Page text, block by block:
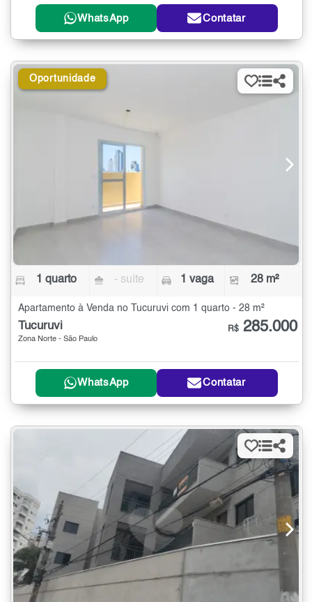
WhatsApp Contatar
Oportunidade
1 quarto - suíte 1 vaga 28 m²
Apartamento à Venda no Tucuruvi com 1 quarto - 28 m²
Tucuruvi
Zona Norte - São Paulo
R$ 285.000
WhatsApp Contatar